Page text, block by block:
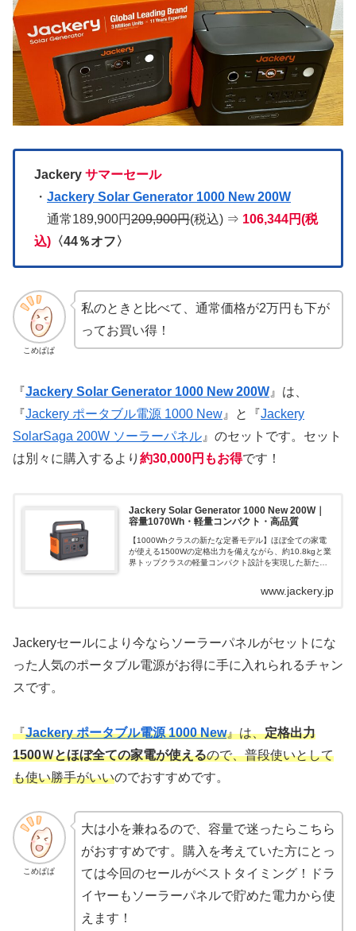
Jackery サマーセール
・ Jackery Solar Generator 1000 New 200W
通常189,900円209,900円(税込) ⇒ 106,344円(税
込) 〈44％オフ〉
こめぱぱ
私のときと比べて、通常価格が2万円も下が
ってお買い得！
『Jackery Solar Generator 1000 New 200W 』は、
『Jackery ポータブル電源 1000 New 』と『Jackery
SolarSaga 200W ソーラーパネル 』のセットです。セット
は別々に購入するより 約30,000円もお得です！
Jackery Solar Generator 1000 New 200W｜
容量1070Wh・軽量コンパクト・高品質
【1000Whクラスの新たな定番モデル】ほぼ全ての家電
が使える1500Wの定格出力を備えながら、約10.8kgと業
界トップクラスの軽量コンパクト設計を実現した新たな
www.jackery.jp
Jackeryセールにより今ならソーラーパネルがセットにな
った人気のポータブル電源がお得に手に入れられるチャン
スです。
『Jackery ポータブル電源 1000 New』は、定格出力
1500Ｗとほぼ全ての家電が使えるので、普段使いとして
も使い勝手がいいのでおすすめです。
こめぱぱ
大は小を兼ねるので、容量で迷ったらこちら
がおすすめです。購入を考えていた方にとっ
ては今回のセールがベストタイミング！ドラ
イヤーもソーラーパネルで貯めた電力から使
えます！